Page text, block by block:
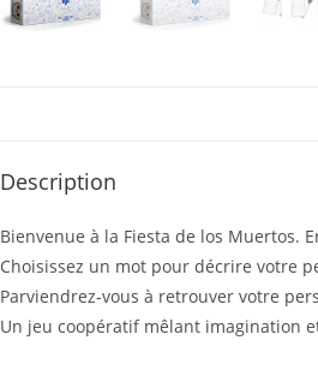
Description
Bienvenue à la Fiesta de los Muertos.
Choisissez un mot pour décrire votre
Parviendrez-vous à retrouver votre
Un jeu coopératif mêlant imagination